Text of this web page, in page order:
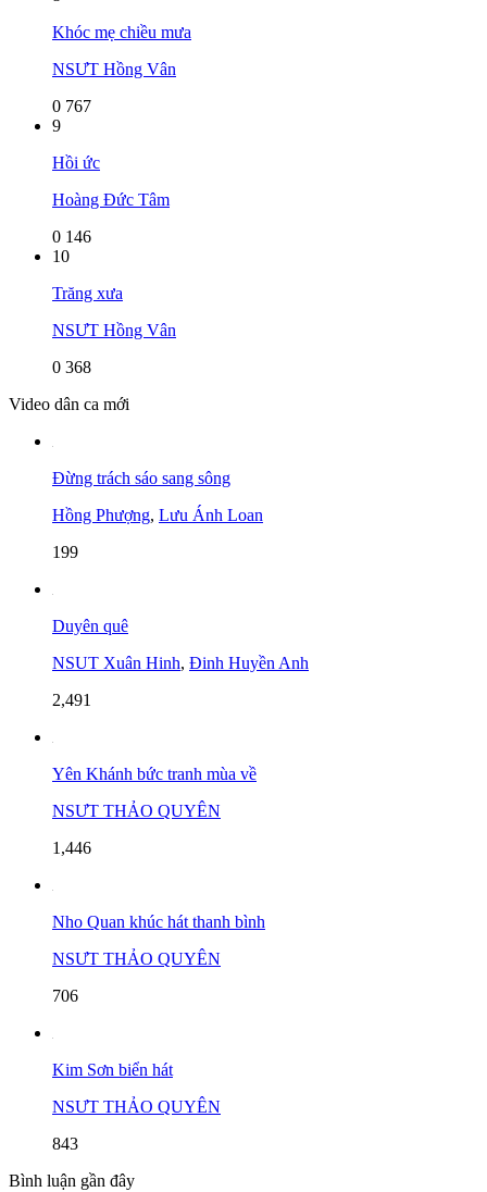
Khóc mẹ chiều mưa
NSƯT Hồng Vân
0 767
9
Hồi ức
Hoàng Đức Tâm
0 146
10
Trăng xưa
NSƯT Hồng Vân
0 368
Video dân ca mới
Đừng trách sáo sang sông
Hồng Phượng, Lưu Ánh Loan
199
Duyên quê
NSUT Xuân Hinh, Đinh Huyền Anh
2,491
Yên Khánh bức tranh mùa về
NSƯT THẢO QUYÊN
1,446
Nho Quan khúc hát thanh bình
NSƯT THẢO QUYÊN
706
Kim Sơn biển hát
NSƯT THẢO QUYÊN
843
Bình luận gần đây